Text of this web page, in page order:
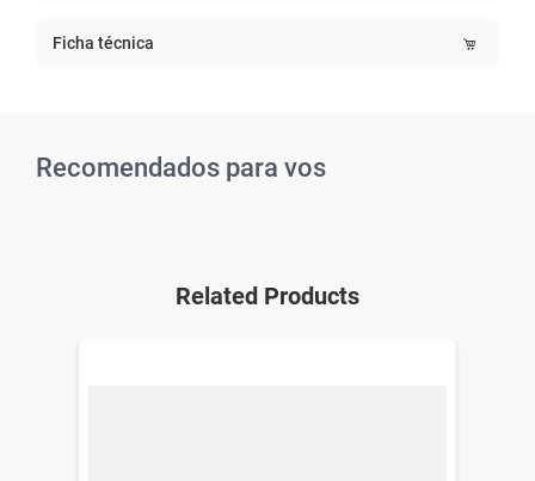
Ficha técnica
Recomendados para vos
Related Products